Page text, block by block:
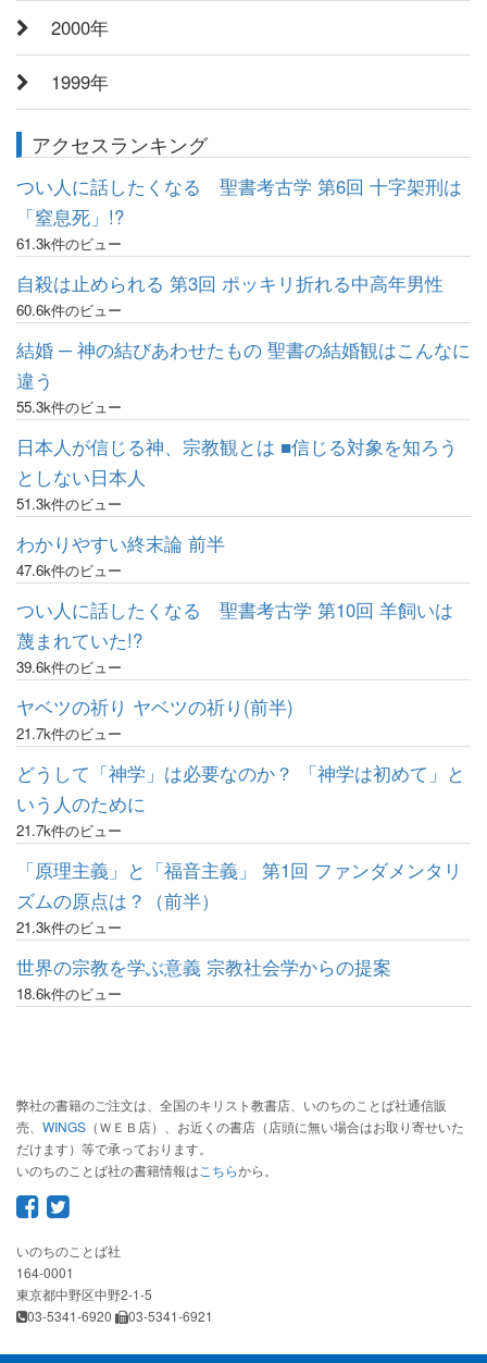
2000年
1999年
アクセスランキング
つい人に話したくなる 聖書考古学 第6回 十字架刑は
「窒息死」!?
61.3k件のビュー
自殺は止められる 第3回 ポッキリ折れる中高年男性
60.6k件のビュー
結婚 ─ 神の結びあわせたもの 聖書の結婚観はこんなに
違う
55.3k件のビュー
日本人が信じる神、宗教観とは ■信じる対象を知ろう
としない日本人
51.3k件のビュー
わかりやすい終末論 前半
47.6k件のビュー
つい人に話したくなる 聖書考古学 第10回 羊飼いは
蔑まれていた!?
39.6k件のビュー
ヤベツの祈り ヤベツの祈り(前半)
21.7k件のビュー
どうして「神学」は必要なのか？ 「神学は初めて」と
いう人のために
21.7k件のビュー
「原理主義」と「福音主義」 第1回 ファンダメンタリ
ズムの原点は？（前半）
21.3k件のビュー
世界の宗教を学ぶ意義 宗教社会学からの提案
18.6k件のビュー
弊社の書籍のご注文は、全国のキリスト教書店、いのちのことば社通信販
売、 WINGS （ＷＥＢ店）、お近くの書店（店頭に無い場合はお取り寄せいた
だけます）等で承っております。
いのちのことば社の書籍情報は こちらから。
いのちのことば社
164-0001
東京都中野区中野2-1-5
03-5341-6920
03-5341-6921